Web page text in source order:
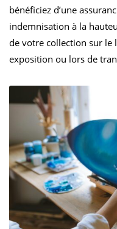
bénéficiez d’une
indemnisation à la
de votre collection sur le
exposition ou lors de